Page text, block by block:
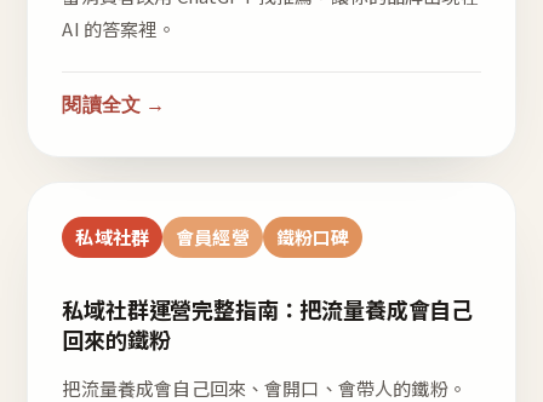
AI 的答案裡。
閱讀全文 →
私域社群 會員經營 鐵粉口碑
私域社群運營完整指南：把流量養成會自己
回來的鐵粉
把流量養成會自己回來、會開口、會帶人的鐵粉。